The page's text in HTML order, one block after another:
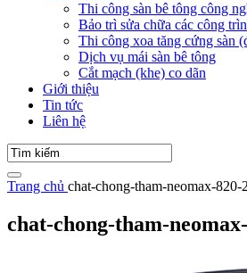
Thi công sàn bê tông công
Bảo trì sửa chữa các công
Thi công xoa tăng cứng sàn
Dịch vụ mái sàn bê tông
Cắt mạch (khe) co dãn
Giới thiệu
Tin tức
Liên hệ
Trang chủ chat-chong-tham-neomax-820-
chat-chong-tham-